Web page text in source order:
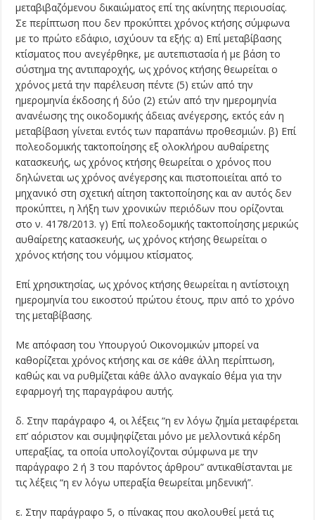
μεταβιβαζόμενου δικαιώματος επί της ακίνητης περιουσίας.
Σε περίπτωση που δεν προκύπτει χρόνος κτήσης σύμφωνα
με το πρώτο εδάφιο, ισχύουν τα εξής: α) Επί μεταβίβασης
κτίσματος που ανεγέρθηκε, με αυτεπιστασία ή με βάση το
σύστημα της αντιπαροχής, ως χρόνος κτήσης θεωρείται ο
χρόνος μετά την παρέλευση πέντε (5) ετών από την
ημερομηνία έκδοσης ή δύο (2) ετών από την ημερομηνία
ανανέωσης της οικοδομικής άδειας ανέγερσης, εκτός εάν η
μεταβίβαση γίνεται εντός των παραπάνω προθεσμιών. β) Επί
πολεοδομικής τακτοποίησης εξ ολοκλήρου αυθαίρετης
κατασκευής, ως χρόνος κτήσης θεωρείται ο χρόνος που
δηλώνεται ως χρόνος ανέγερσης και πιστοποιείται από το
μηχανικό στη σχετική αίτηση τακτοποίησης και αν αυτός δεν
προκύπτει, η λήξη των χρονικών περιόδων που ορίζονται
στο ν. 4178/2013. γ) Επί πολεοδομικής τακτοποίησης μερικώς
αυθαίρετης κατασκευής, ως χρόνος κτήσης θεωρείται ο
χρόνος κτήσης του νόμιμου κτίσματος.
Επί χρησικτησίας, ως χρόνος κτήσης θεωρείται η αντίστοιχη
ημερομηνία του εικοστού πρώτου έτους, πριν από το χρόνο
της μεταβίβασης.
Με απόφαση του Υπουργού Οικονομικών μπορεί να
καθορίζεται χρόνος κτήσης και σε κάθε άλλη περίπτωση,
καθώς και να ρυθμίζεται κάθε άλλο αναγκαίο θέμα για την
εφαρμογή της παραγράφου αυτής.
δ. Στην παράγραφο 4, οι λέξεις “η εν λόγω ζημία μεταφέρεται
επ’ αόριστον και συμψηφίζεται μόνο με μελλοντικά κέρδη
υπεραξίας, τα οποία υπολογίζονται σύμφωνα με την
παράγραφο 2 ή 3 του παρόντος άρθρου” αντικαθίστανται με
τις λέξεις “η εν λόγω υπεραξία θεωρείται μηδενική”.
ε. Στην παράγραφο 5, ο πίνακας που ακολουθεί μετά τις